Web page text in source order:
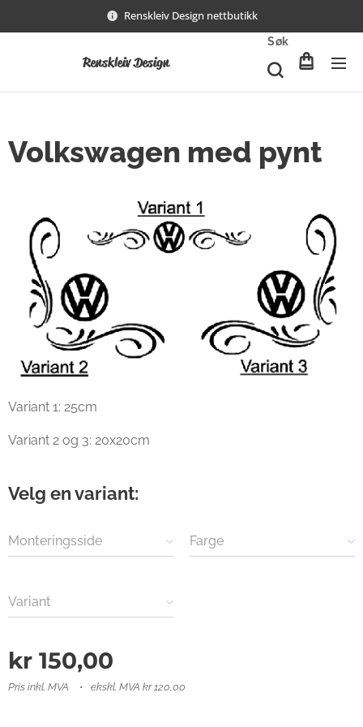
Renskleiv Design nettbutikk
Renskleiv Design
Søk
Volkswagen med pynt
Variant 1: 25cm
Variant 2 og 3: 20x20cm
Velg en variant:
Monteringsside Farge
Variant
kr 150,00
Pris inkl. MVA ekskl. MVA kr 120,00